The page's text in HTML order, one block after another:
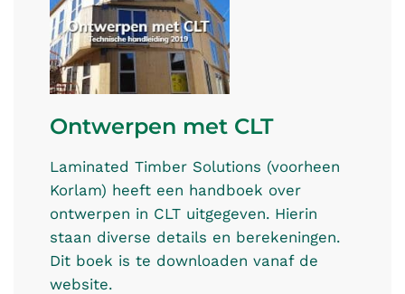
Ontwerpen met CLT
Laminated Timber Solutions (voorheen
Korlam) heeft een handboek over
ontwerpen in CLT uitgegeven. Hierin
staan diverse details en berekeningen.
Dit boek is te downloaden vanaf de
website.